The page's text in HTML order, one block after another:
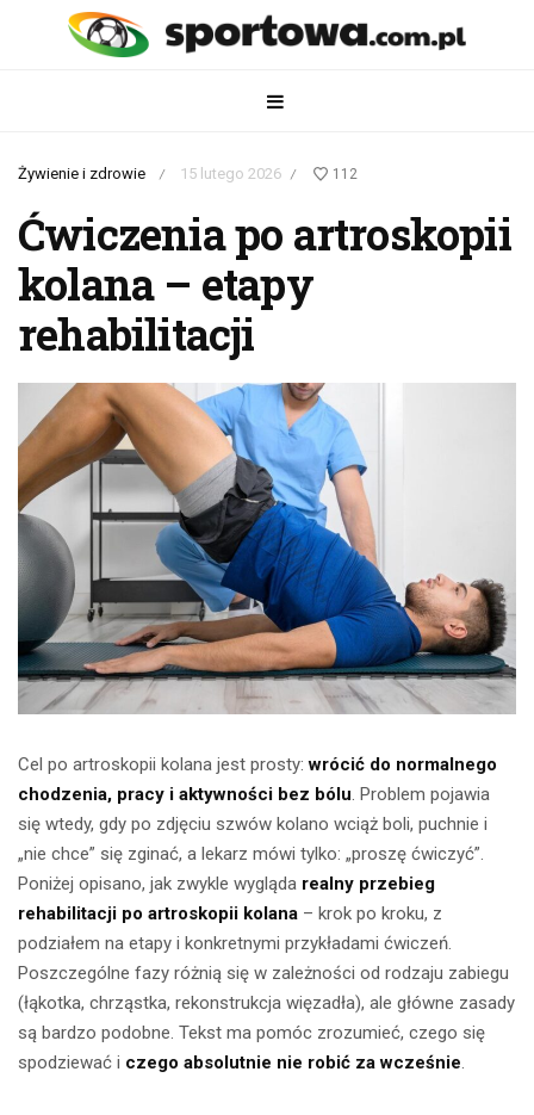
Żywienie i zdrowie / 15 lutego 2026 / 112
Ćwiczenia po artroskopii
kolana – etapy
rehabilitacji
Cel po artroskopii kolana jest prosty:wrócić do normalnego
chodzenia, pracy i aktywności bez bólu. Problem pojawia
się wtedy, gdy po zdjęciu szwów kolano wciąż boli, puchnie i
„nie chce” się zginać, a lekarz mówi tylko: „proszę ćwiczyć”.
Poniżej opisano, jak zwykle wygląda realny przebieg
rehabilitacji po artroskopii kolana – krok po kroku, z
podziałem na etapy i konkretnymi przykładami ćwiczeń.
Poszczególne fazy różnią się w zależności od rodzaju zabiegu
(łąkotka, chrząstka, rekonstrukcja więzadła), ale główne zasady
są bardzo podobne. Tekst ma pomóc zrozumieć, czego się
spodziewać i czego absolutnie nie robić za wcześnie.